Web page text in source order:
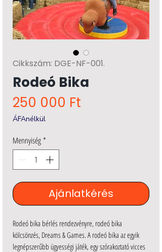
Cikkszám: DGE-NF-001.
Rodeó Bika
250 000 Ft
ÁFAnélkül
Mennyiség*
Ajánlatkérés
Rodeó bika bérlés rendezvényre, rodeó bika
kölcsönzés, Dreams & Games. A rodeó bika az egyik
legnépszerűbb ügyességi játék, egy szórakoztató vicces